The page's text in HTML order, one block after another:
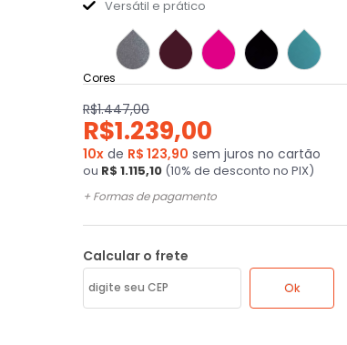
Versátil e prático
Cores
R$1.447,00
R$1.239,00
10x de R$ 123,90 sem juros no cartão
ou R$ 1.115,10 (10% de desconto no PIX)
+ Formas de pagamento
Calcular o frete
Ok